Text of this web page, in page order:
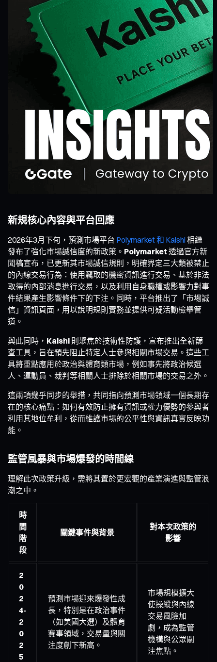
新規核心內容與平台回應
2026年3月下旬，預測市場平台 Polymarket 和 Kalshi相繼
發布了強化市場誠信度的新政策。 Polymarket 透過官方新
聞稿宣布，已更新其市場誠信規則，明確界定三大類被禁止
的內線交易行為：使用竊取的機密資訊進行交易、基於非法
取得的內部消息進行交易，以及利用自身職權或影響力對事
件結果產生影響條件下的下注。同時，平台推出了「市場誠
信」資訊頁面，用以說明規則實務並提供可疑活動檢舉管
道。
與此同時， Kalshi 則聚焦於技術性防護，宣布推出全新篩
查工具，旨在預先阻止特定人士參與相關市場交易。這些工
具將重點應用於政治與體育類市場，例如事先將政治候選
人、運動員、裁判等相關人士排除於相關市場的交易之外。
這兩項幾乎同步的舉措，共同指向預測市場領域一個長期存
在的核心痛點：如何有效防止擁有資訊或權力優勢的參與者
利用其地位牟利，從而維護市場的公平性與資訊真實反映功
能。
監管風暴與市場爆發的時間線
理解此次政策升級，需將其置於更宏觀的產業演進與監管浪
潮之中。
時
間
階
段
關鍵事件與背景
對本次政策的
影響
2
0
2
4-
2
0
2
5
預測市場迎來爆發性成
長，特別是在政治事件
（如美國大選）及體育
賽事領域，交易量與關
注度創下新高。
市場規模擴大
使操縱與內線
交易風險加
劇，成為監管
機構與公眾關
注焦點。